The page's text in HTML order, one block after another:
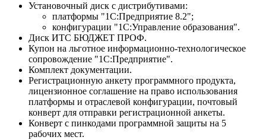
Установочный диск с дистрибутивами:
платформы "1С:Предприятие 8.2";
конфигурации "1С:Управление образования".
Диск ИТС БЮДЖЕТ ПРОФ.
Купон на льготное информационно-технологическое
сопровождение "1С:Предприятие".
Комплект документации.
Регистрационную анкету программного продукта,
лицензионное соглашение на право использования
платформы и отраслевой конфигурации, почтовый
конверт для отправки регистрационной анкеты.
Конверт с пинкодами программной защиты на 5
рабочих мест.